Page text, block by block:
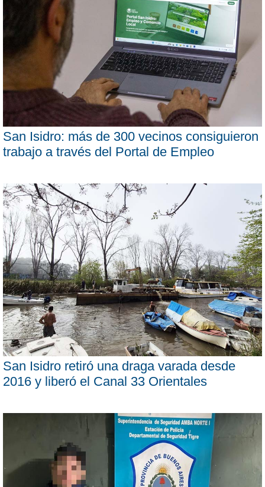
San Isidro: más de 300 vecinos consiguieron
trabajo a través del Portal de Empleo
San Isidro retiró una draga varada desde
2016 y liberó el Canal 33 Orientales